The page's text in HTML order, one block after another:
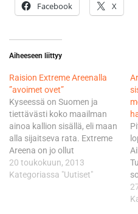
Facebook X
Aiheeseen liittyy
Raision Extreme Areenalla
”avoimet ovet”
Kyseessä on Suomen ja
tiettävästi koko maailman
ainoa kallion sisällä, eli maan
alla sijaitseva rata. Extreme
Areena on jo ollut
koekäytössä, mutta nyt se
avataan virallisesti. Areena
20 toukokuun, 2013
Kategoriassa "Uutiset"